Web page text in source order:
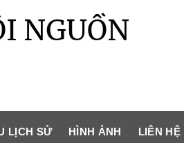
NGUỒN
LỊCH SỬ HÌNH ẢNH LIÊN HỆ